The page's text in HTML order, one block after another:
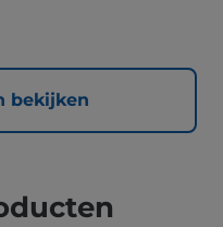
bekijken